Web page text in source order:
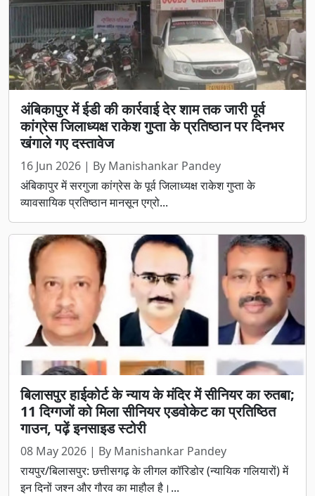
अंबिकापुर में ईडी की कार्रवाई देर शाम तक जारी पूर्व
कांग्रेस जिलाध्यक्ष राकेश गुप्ता के प्रतिष्ठान पर दिनभर
खंगाले गए दस्तावेज
16 Jun 2026 | By Manishankar Pandey
अंबिकापुर में सरगुजा कांग्रेस के पूर्व जिलाध्यक्ष राकेश गुप्ता के
व्यावसायिक प्रतिष्ठान मानसून एग्रो...
बिलासपुर हाईकोर्ट के न्याय के मंदिर में सीनियर का रुतबा;
11 दिग्गजों को मिला सीनियर एडवोकेट का प्रतिष्ठित
गाउन, पढ़ें इनसाइड स्टोरी
08 May 2026 | By Manishankar Pandey
रायपुर/बिलासपुर: छत्तीसगढ़ के लीगल कॉरिडोर (न्यायिक गलियारों) में
इन दिनों जश्न और गौरव का माहौल है।...